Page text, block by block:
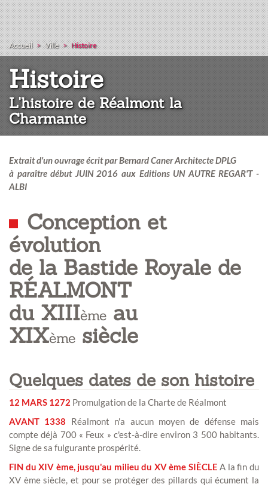
Accueil Ville Histoire
Histoire:
L'histoire de Réalmont la
Charmante
Extrait d'un ouvrage écrit par Bernard Caner Architecte DPLG
à paraître début JUIN 2016 aux Editions UN AUTRE REGAR'T -
ALBI
Conception et
évolution
de la Bastide Royale de
RÉALMONT
du XIIIème au
XIXème siècle
Quelques dates de son histoire
12 MARS 1272 Promulgation de la Charte de Réalmont
AVANT 1338 Réalmont n'a aucun moyen de défense mais
compte déjà 700 « Feux » c'est-à-dire environ 3 500 habitants.
Signe de sa fulgurante prospérité.
FIN du XIV ème, jusqu'au milieu du XV ème SIÈCLE A la fin du
XV ème siècle, et pour se protéger des pillards qui écument la